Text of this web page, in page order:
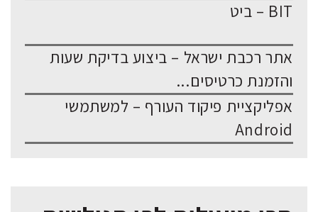
BIT – ביט
אתר רכבת ישראל – ביצוע בדיקת שעות
והזמנת כרטיסים...
אפליקציית פיקוד העורף – למשתמשי
Android